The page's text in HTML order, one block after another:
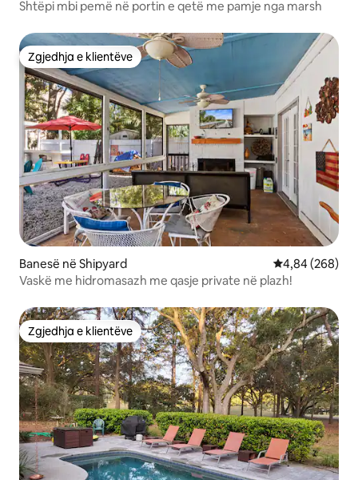
Shtëpi mbi pemë në portin e qetë me pamje nga marsh
Zgjedhja e klientëve
Zgjedhja e klientëve
Banesë në Shipyard Vlerësimi
4,84 (268)
Vaskë me hidromasazh me qasje private në plazh!
Zgjedhja e klientëve
Zgjedhja e klientëve